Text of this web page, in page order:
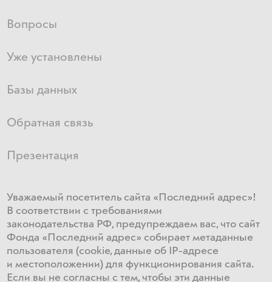
Вопросы
Уже установлены
Базы данных
Обратная связь
Презентация
Уважаемый посетитель сайта «Последний адрес»!
В соответствии с требованиями
законодательства РФ, предупреждаем вас, что сайт
Фонда «Последний адрес» собирает метаданные
пользователя (cookie, данные об IP-адресе
и местоположении) для функционирования сайта​.
Если ​вы не согласны с тем, чтобы эти данные